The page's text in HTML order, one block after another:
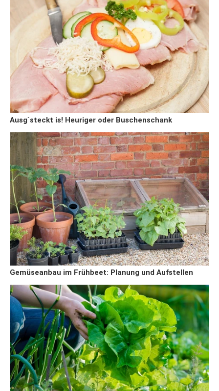
Ausg`steckt is! Heuriger oder Buschenschank
Gemüseanbau im Frühbeet: Planung und Aufstellen